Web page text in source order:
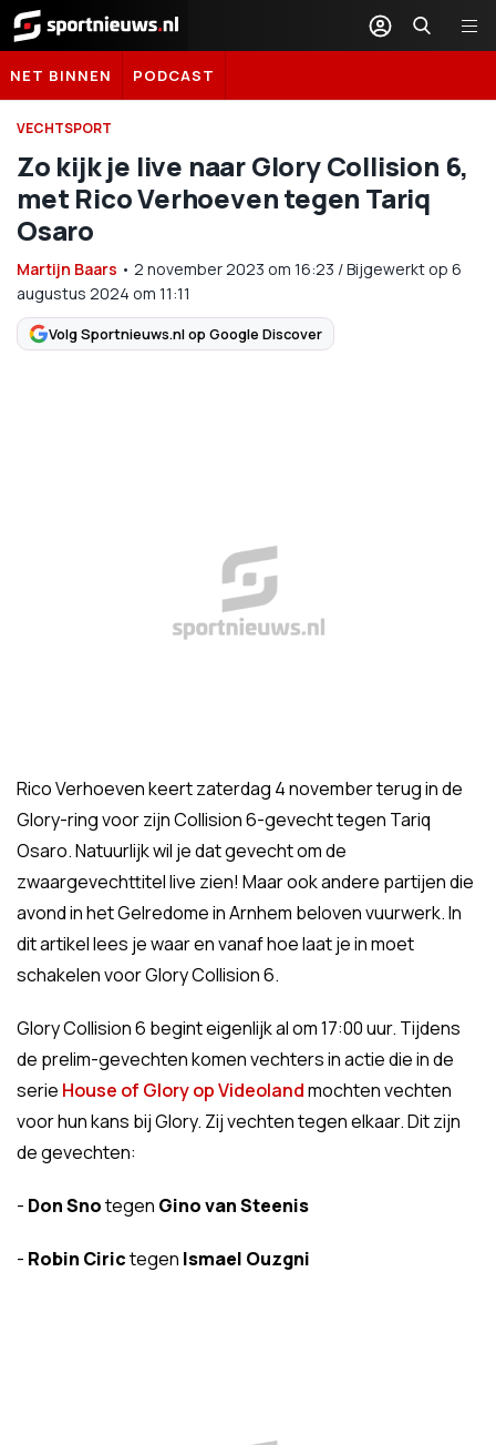
Sportnieuws.nl
NET BINNEN PODCAST
VECHTSPORT
Zo kijk je live naar Glory Collision 6,
met Rico Verhoeven tegen Tariq
Osaro
Martijn Baars • 2 november 2023 om 16:23 /Bijgewerkt op 6
augustus 2024 om 11:11
Volg Sportnieuws.nl op Google Discover
Rico Verhoeven keert zaterdag 4 november terug in de
Glory-ring voor zijn Collision 6-gevecht tegen Tariq
Osaro. Natuurlijk wil je dat gevecht om de
zwaargevechttitel live zien! Maar ook andere partijen die
avond in het Gelredome in Arnhem beloven vuurwerk. In
dit artikel lees je waar en vanaf hoe laat je in moet
schakelen voor Glory Collision 6.
Glory Collision 6 begint eigenlijk al om 17:00 uur. Tijdens
de prelim-gevechten komen vechters in actie die in de
serie House of Glory op Videolandmochten vechten
voor hun kans bij Glory. Zij vechten tegen elkaar. Dit zijn
de gevechten:
- Don Snotegen Gino van Steenis
- Robin Cirictegen Ismael Ouzgni